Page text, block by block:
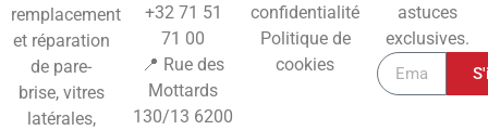
remplacement
et réparation
de pare-
brise, vitres
latérales,
+32 71 51
71 00
📍 Rue des
Mottards
130/13 6200
confidentialité
Politique de
cookies
astuces
exclusives.